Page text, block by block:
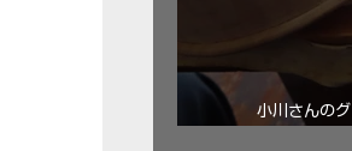
小川さんの